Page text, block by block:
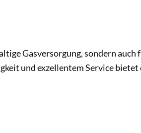
Gasversorgung, sondern auch
und exzellentem Service